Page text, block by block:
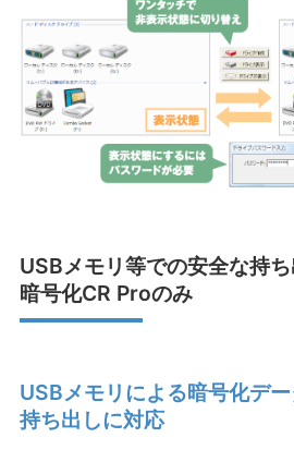
USBメモリ等での安全な持
暗号化CR Proのみ
USBメモリによる暗号化デ
持ち出しに対応